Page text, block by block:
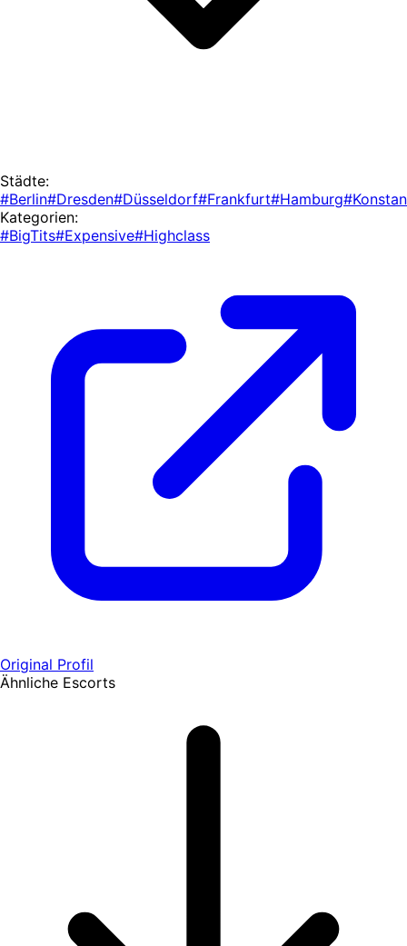
Städte:
#Berlin#Dresden#Düsseldorf#Frankfurt#Hamburg
Kategorien:
#BigTits#Expensive#Highclass
Original Profil
Ähnliche Escorts